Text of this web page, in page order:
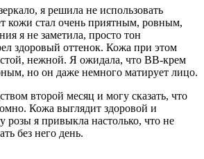
я решила не использовать
кожи стал очень приятным, ровным,
я не заметила, просто тон
здоровый оттенок. Кожа при этом
нежной. Я ожидала, что ВВ-крем
но он даже немного матирует лицо.
второй месяц и могу сказать, что
Кожа выглядит здоровой и
розы я привыкла настолько, что не
без него день.